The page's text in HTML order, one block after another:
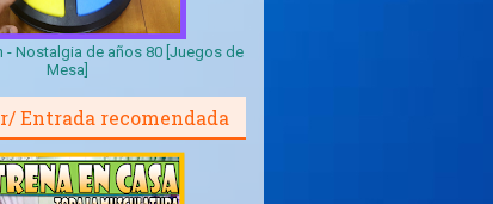
- Nostalgia de años 80 [Juegos de
Mesa]
Entrada recomendada